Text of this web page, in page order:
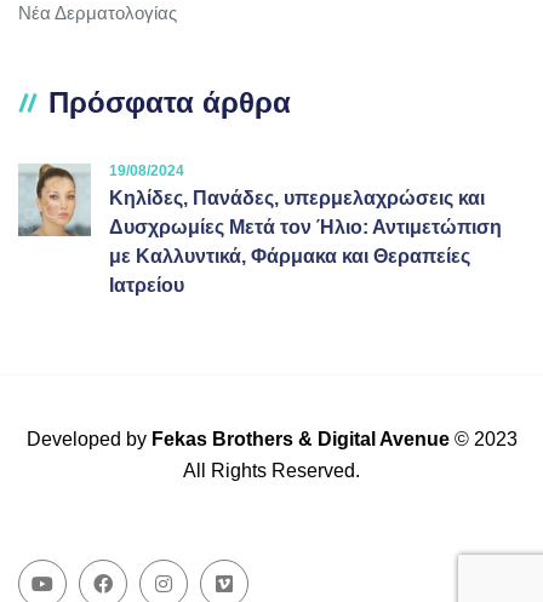
Νέα Δερματολογίας
Πρόσφατα άρθρα
19/08/2024
Κηλίδες, Πανάδες, υπερμελαχρώσεις και
Δυσχρωμίες Μετά τον Ήλιο: Αντιμετώπιση
με Καλλυντικά, Φάρμακα και Θεραπείες
Ιατρείου
Developed by Fekas Brothers& Digital Avenue© 2023
All Rights Reserved.